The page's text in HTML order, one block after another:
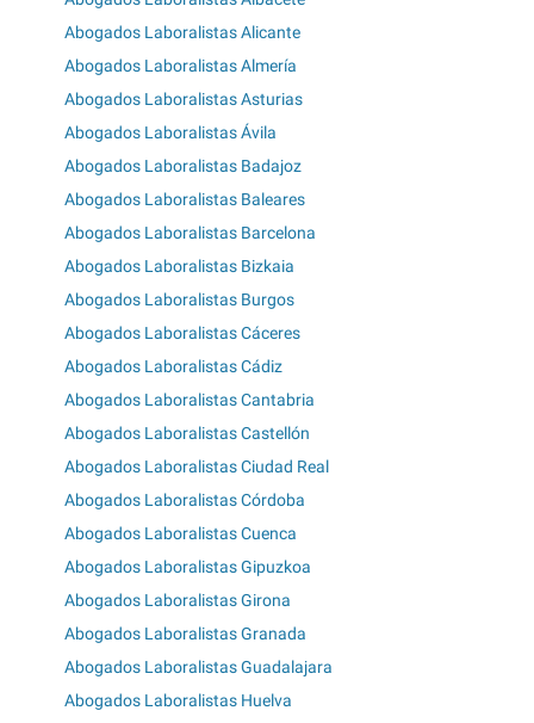
Abogados Laboralistas Alicante
Abogados Laboralistas Almería
Abogados Laboralistas Asturias
Abogados Laboralistas Ávila
Abogados Laboralistas Badajoz
Abogados Laboralistas Baleares
Abogados Laboralistas Barcelona
Abogados Laboralistas Bizkaia
Abogados Laboralistas Burgos
Abogados Laboralistas Cáceres
Abogados Laboralistas Cádiz
Abogados Laboralistas Cantabria
Abogados Laboralistas Castellón
Abogados Laboralistas Ciudad Real
Abogados Laboralistas Córdoba
Abogados Laboralistas Cuenca
Abogados Laboralistas Gipuzkoa
Abogados Laboralistas Girona
Abogados Laboralistas Granada
Abogados Laboralistas Guadalajara
Abogados Laboralistas Huelva